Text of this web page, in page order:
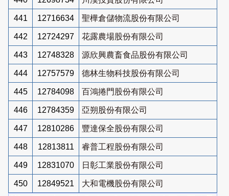
441 12716634 聖樺倉儲物流股份有限公司
442 12724297 花露農場股份有限公司
443 12748328 源欣興農畜食品股份有限公司
444 12757579 德林生物科技股份有限公司
445 12784098 百鴻捲門股份有限公司
446 12784359 亞朔股份有限公司
447 12810286 豐達保全股份有限公司
448 12813811 睿普工程股份有限公司
449 12831070 日彰工業股份有限公司
450 12849521
大和電機股份有限公司